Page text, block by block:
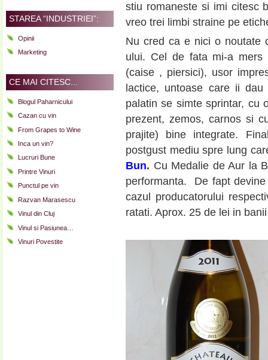
STAREA “INDUSTRIEI”:
Opinii
Marketing
CE MAI CITESC...
Blogul Paharnicului
Cazan cu vin
From Grapes to Wine
Inca un vin?
Lucruri Bune
Printre Vinuri
Punctul pe vin
Razvan Marasescu
Vinul din Cluj
Vinul si Pasiunea…
Vinuri Povestite
stiu romaneste si imi citesc
vreo trei limbi straine pe
Nu cred ca e nici o noutate
ului. Cel de fata mi-a
(caise , piersici), usor
lactice, untoase care ii
palatin se simte sprintar, cu
prezent, zemos, carnos si
prajite) bine integrate.
postgust mediu spre lung
Bun. Cu Medalie de Aur la
performanta. De fapt
cazul producatorului
ratati. Aprox. 25 de lei in